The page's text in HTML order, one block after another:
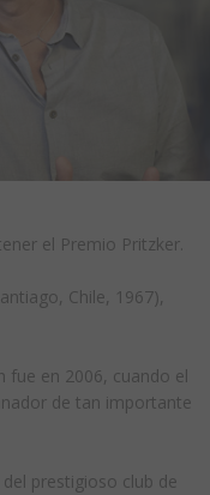
el Premio Pritzker.
Chile, 1967),
fue en 2006, cuando el
de tan importante
prestigioso club de